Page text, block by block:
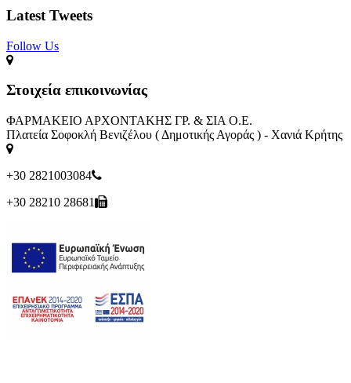
Latest Tweets
Follow Us​
Στοιχεία επικοινωνίας
ΦΑΡΜΑΚΕΙΟ ΑΡΧΟΝΤΑΚΗΣ ΓΡ. & ΣΙΑ Ο.Ε.
Πλατεία Σοφοκλή Βενιζέλου ( Δημοτικής Αγοράς ) - Χανιά Κρήτης
+30 2821003084
+30 28210 28681